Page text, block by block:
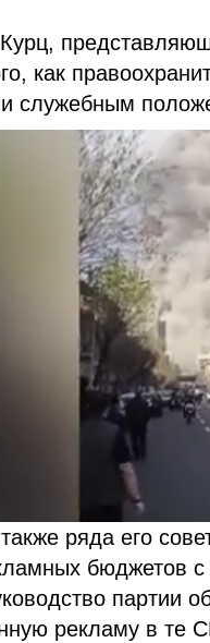
как
служебным
ряда его
бюджетов
партии
рекламу в